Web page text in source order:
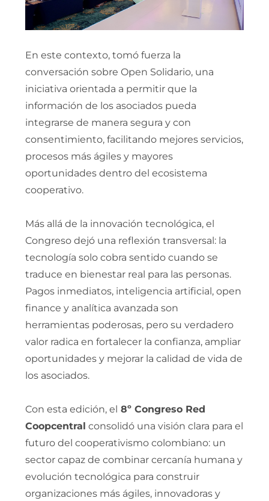
En este contexto, tomó fuerza la
conversación sobre Open Solidario, una
iniciativa orientada a permitir que la
información de los asociados pueda
integrarse de manera segura y con
consentimiento, facilitando mejores servicios,
procesos más ágiles y mayores
oportunidades dentro del ecosistema
cooperativo.
Más allá de la innovación tecnológica, el
Congreso dejó una reflexión transversal: la
tecnología solo cobra sentido cuando se
traduce en bienestar real para las personas.
Pagos inmediatos, inteligencia artificial, open
finance y analítica avanzada son
herramientas poderosas, pero su verdadero
valor radica en fortalecer la confianza, ampliar
oportunidades y mejorar la calidad de vida de
los asociados.
Con esta edición, el 8º Congreso Red
Coopcentral consolidó una visión clara para el
futuro del cooperativismo colombiano: un
sector capaz de combinar cercanía humana y
evolución tecnológica para construir
organizaciones más ágiles, innovadoras y